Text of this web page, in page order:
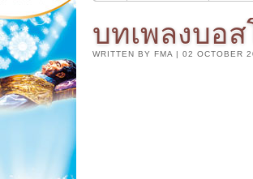
บทเพลงบอ
WRITTEN BY FMA | 02 OCTOBER